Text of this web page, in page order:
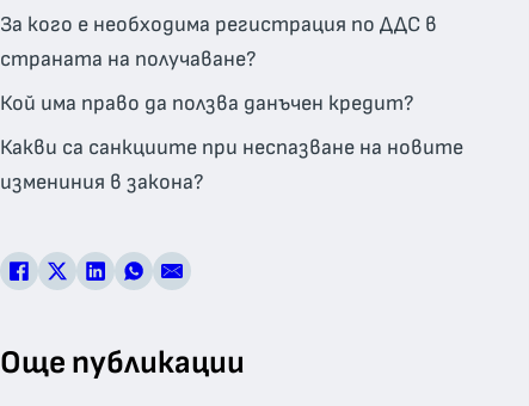
За кого е необходима регистрация по ДДС в
страната на получаване?
Кой има право да ползва данъчен кредит?
Какви са санкциите при неспазване на новите
измениния в закона?
Още публикации